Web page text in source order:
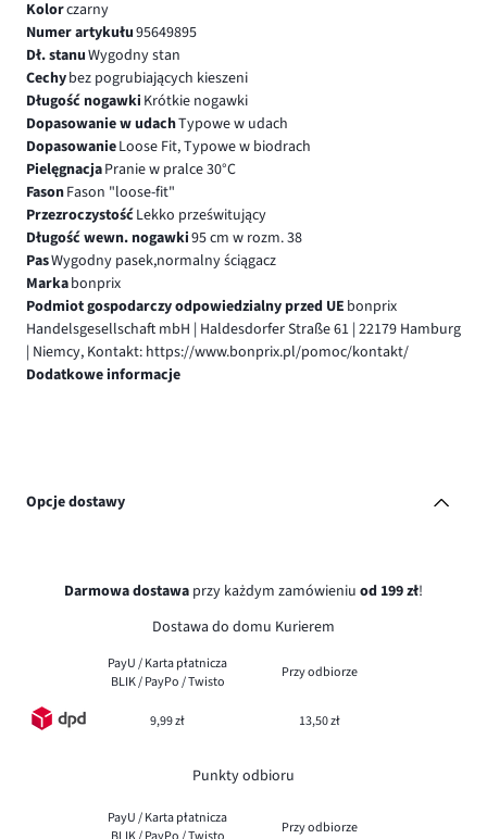
Kolorczarny
Numer artykułu95649895
Dł. stanuWygodny stan
Cechybez pogrubiających kieszeni
Długość nogawki Krótkie nogawki
Dopasowanie w udachTypowe w udach
DopasowanieLoose Fit, Typowe w biodrach
PielęgnacjaPranie w pralce 30°C
FasonFason "loose-fit"
PrzezroczystośćLekko prześwitujący
Długość wewn. nogawki95 cm w rozm. 38
PasWygodny pasek,normalny ściągacz
Markabonprix
Podmiot gospodarczy odpowiedzialny przed UE bonprix
Handelsgesellschaft mbH | Haldesdorfer Straße 61 | 22179 Hamburg
| Niemcy, Kontakt: https://www.bonprix.pl/pomoc/kontakt/
Dodatkowe informacje
Opcje dostawy
Darmowa dostawa przy każdym zamówieniu od 199 zł!
Dostawa do domu Kurierem
PayU / Karta płatnicza
BLIK / PayPo / Twisto
Przy odbiorze
9,99 zł 13,50 zł
Punkty odbioru
PayU / Karta płatnicza
Przy odbiorze